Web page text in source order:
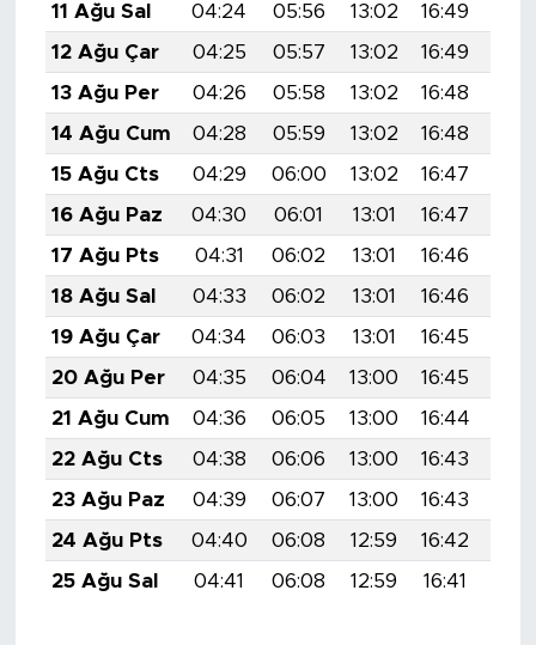
11 Ağu Sal
04:24 05:56 13:02 16:49
12 Ağu Çar
04:25 05:57 13:02 16:49
13 Ağu Per
04:26 05:58 13:02 16:48
14 Ağu Cum
04:28 05:59 13:02 16:48
15 Ağu Cts
04:29 06:00 13:02 16:47
16 Ağu Paz
04:30 06:01 13:01 16:47
17 Ağu Pts
04:31 06:02 13:01 16:46
18 Ağu Sal
04:33 06:02 13:01 16:46
19 Ağu Çar
04:34 06:03 13:01 16:45
20 Ağu Per
04:35 06:04 13:00 16:45
21 Ağu Cum
04:36 06:05 13:00 16:44
22 Ağu Cts
04:38 06:06 13:00 16:43
23 Ağu Paz
04:39 06:07 13:00 16:43
24 Ağu Pts
04:40 06:08 12:59 16:42
25 Ağu Sal
04:41 06:08 12:59 16:41